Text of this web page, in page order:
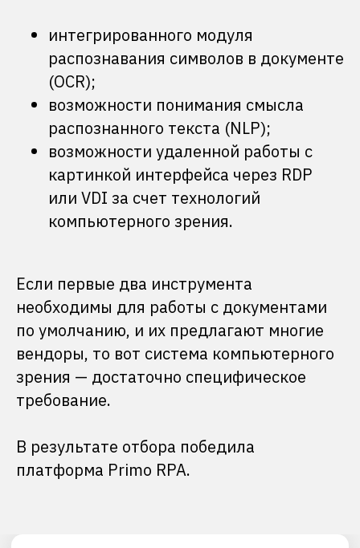
интегрированного модуля
распознавания символов в документе
(OCR);
возможности понимания смысла
распознанного текста (NLP);
возможности удаленной работы с
картинкой интерфейса через RDP
или VDI за счет технологий
компьютерного зрения.
Если первые два инструмента
необходимы для работы с документами
по умолчанию, и их предлагают многие
вендоры, то вот система компьютерного
зрения — достаточно специфическое
требование.
В результате отбора победила
платформа Primo RPA.
В процессе проектирования сложно
учесть все нюансы и предусмотреть
все возможные замечания со
стороны коллег из других
подразделений. Пока
проектируешь, кажется, что все
Тут надо отдать должное коллегам
из команды внедрения со стороны
партнера и вендора: они шли
навстречу и принимали в работу
изменения прямо в процессе
внедрения и настройки системы.
Татьяна Лунькова
директор центра расчетов и
контроля операций банка ДОМ.РФ